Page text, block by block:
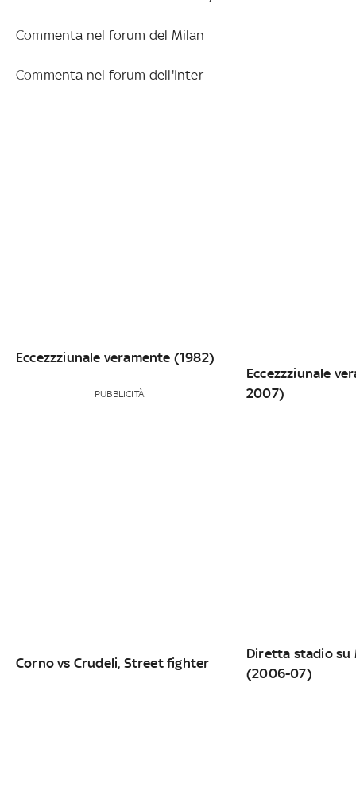
Commenta nel forum del Milan
Commenta nel forum dell'Inter
Eccezzziunale veramente (1982)
PUBBLICITÀ
Eccezzziunale
2007)
Corno vs Crudeli, Street fighter
Diretta stadio su
(2006-07)